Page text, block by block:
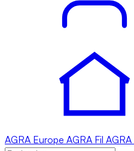
AGRA Europe AGRA Fil AGRA